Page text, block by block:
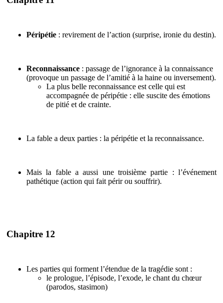
Péripétie : revirement de l’action (surprise, ironie du destin).
Reconnaissance : passage de l’ignorance à la connaissance
(provoque un passage de l’amitié à la haine ou inversement).
La plus belle reconnaissance est celle qui est
accompagnée de péripétie : elle suscite des émotions
de pitié et de crainte.
La fable a deux parties : la péripétie et la reconnaissance.
Mais la fable a aussi une troisième partie : l’événement
pathétique (action qui fait périr ou souffrir).
Chapitre 12
Les parties qui forment l’étendue de la tragédie sont :
le prologue, l’épisode, l’exode, le chant du chœur
(parodos, stasimon)